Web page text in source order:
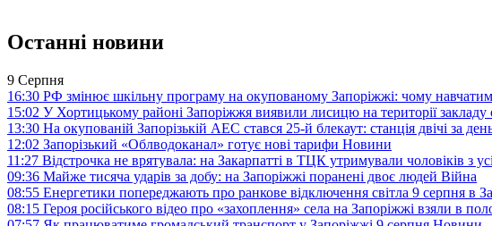
Останні новини
9 Серпня
16:30 РФ змінює шкільну програму на окупованому Запоріжжі: чому
15:02 У Хортицькому районі Запоріжжя виявили лисицю на території
13:30 На окупованій Запорізькій АЕС стався 25-й блекаут: станція двічі за
12:02 Запорізький «Облводоканал» готує нові тарифи Новини
11:27 Відстрочка не врятувала: на Закарпатті в ТЦК утримували чоловіків з
09:36 Майже тисяча ударів за добу: на Запоріжжі поранені двоє людей Війна
08:55 Енергетики попереджають про ранкове відключення світла 9 серпня в
08:15 Героя російського відео про «захоплення» села на Запоріжжі взяли в